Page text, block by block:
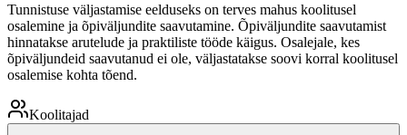
Tunnistuse väljastamise eelduseks on terves mahus koolitusel
osalemine ja õpiväljundite saavutamine. Õpiväljundite saavutamist
hinnatakse arutelude ja praktiliste tööde käigus. Osalejale, kes
õpiväljundeid saavutanud ei ole, väljastatakse soovi korral koolitusel
osalemise kohta tõend.
Koolitajad